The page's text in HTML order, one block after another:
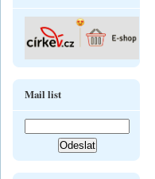
Mail list